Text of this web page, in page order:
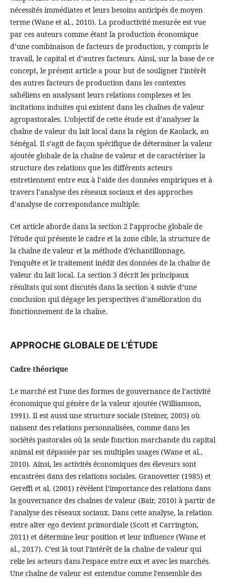
nécessités immédiates et leurs besoins anticipés de moyen
terme (Wane et al., 2010). La productivité mesurée est vue
par ces auteurs comme étant la production économique
d’une combinaison de facteurs de production, y compris le
travail, le capital et d’autres facteurs. Ainsi, sur la base de ce
concept, le présent article a pour but de souligner l’intérêt
des autres facteurs de production dans les contextes
sahéliens en analysant leurs relations complexes et les
incitations induites qui existent dans les chaînes de valeur
agropastorales. L’objectif de cette étude est d’analyser la
chaîne de valeur du lait local dans la région de Kaolack, au
Sénégal. Il s’agit de façon spécifique de déterminer la valeur
ajoutée globale de la chaîne de valeur et de caractériser la
structure des relations que les différents acteurs
entretiennent entre eux à l’aide des données empiriques et à
travers l’analyse des réseaux sociaux et des approches
d’analyse de correspondance multiple.
Cet article aborde dans la section 2 l’approche globale de
l’étude qui présente le cadre et la zone cible, la structure de
la chaîne de valeur et la méthode d’échantillonnage,
l’enquête et le traitement inédit des données de la chaîne de
valeur du lait local. La section 3 décrit les principaux
résultats qui sont discutés dans la section 4 suivie d’une
conclusion qui dégage les perspectives d’amélioration du
fonctionnement de la chaîne.
APPROCHE GLOBALE DE L’ÉTUDE
Cadre théorique
Le marché est l’une des formes de gouvernance de l’activité
économique qui génère de la valeur ajoutée (Williamson,
1991). Il est aussi une structure sociale (Steiner, 2005) où
naissent des relations personnalisées, comme dans les
sociétés pastorales où la seule fonction marchande du capital
animal est dépassée par ses multiples usages (Wane et al.,
2010). Ainsi, les activités économiques des éleveurs sont
encastrées dans des relations sociales. Granovetter (1985) et
Gereffi et al. (2001) révèlent l’importance des relations dans
la gouvernance des chaînes de valeur (Bair, 2010) à partir de
l’analyse des réseaux sociaux. Dans cette analyse, la relation
entre alter ego devient primordiale (Scott et Carrington,
2011) et détermine leur position et leur influence (Wane et
al., 2017). C’est là tout l’intérêt de la chaîne de valeur qui
relie les acteurs dans l’espace entre eux et avec les marchés.
Une chaîne de valeur est entendue comme l’ensemble des